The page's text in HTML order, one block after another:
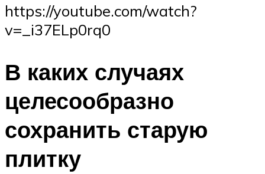
https://youtube.com/watch?
v=_i37ELp0rq0
В каких случаях
целесообразно
сохранить старую
плитку